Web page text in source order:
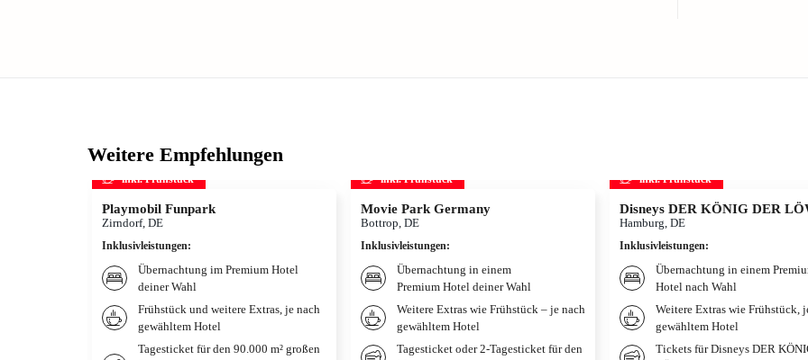
Weitere Empfehlungen
inkl. Frühstück
Playmobil Funpark
Zirndorf, DE
Inklusivleistungen:
Übernachtung im Premium Hotel
deiner Wahl
Frühstück und weitere Extras, je nach
gewähltem Hotel
Tagesticket für den 90.000 m² großen
inkl. Frühstück
Movie Park Germany
Bottrop, DE
Inklusivleistungen:
Übernachtung in einem
Premium Hotel deiner Wahl
Weitere Extras wie Frühstück – je nach
gewähltem Hotel
Tagesticket oder 2-Tagesticket für den
inkl. Frühstück
Disneys DER KÖNIG DER
Hamburg, DE
Inklusivleistungen:
Übernachtung in einem
Hotel nach Wahl
Weitere Extras wie Frühstück,
gewähltem Hotel
Tickets für Disneys DER